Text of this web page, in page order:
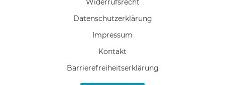
Widerrufs­recht
Daten­schutz­erklärung
Impressum
Kontakt
Barrierefreiheitserklärung